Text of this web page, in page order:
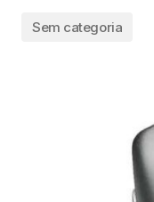
Sem categoria